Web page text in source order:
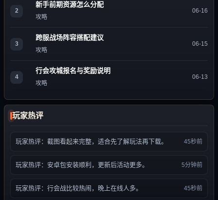
2
新手前期资源怎么分配
攻略
06-16
3
跨服战场阵容搭配建议
攻略
06-15
4
行会攻城报名与奖励说明
攻略
06-13
玩家热评
玩家热评：截图看起来完整，适合先了解玩法再下载。 45秒前
玩家热评：安卓包安装顺利，更新后活动更多。 5分钟前
玩家热评：行会战比较热闹，晚上在线人多。 45秒前